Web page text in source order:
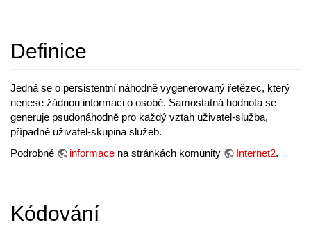
Definice
Jedná se o persistentní náhodně vygenerovaný řetězec, který
nenese žádnou informaci o osobě. Samostatná hodnota se
generuje psudonáhodně pro každý vztah uživatel-služba,
případně uživatel-skupina služeb.
Podrobné
informace na stránkách komunity Internet2.
Kódování